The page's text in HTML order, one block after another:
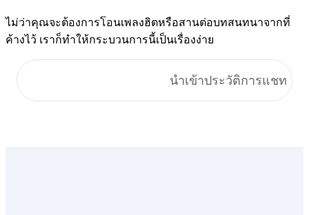
ไม่ว่าคุณจะต้องการโอนเพลงฮิตหรือสานต่อบทสนทนาจากที่
ค้างไว้ เราก็ทำให้กระบวนการนี้เป็นเรื่องง่าย
นำเข้าประวัติการแชท